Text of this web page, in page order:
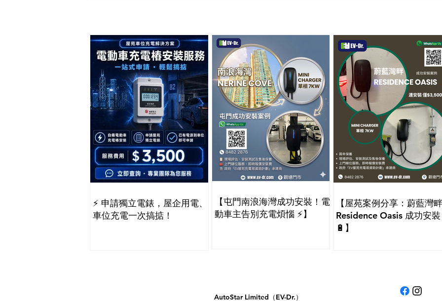
⚡️ 申請獨立電錶，屋企用電、
車位充電一次搞掂！
【屯門南浪海灣成功安裝！電
動車主告別充電煩惱 ⚡】
【屋苑案例分享：蔚藍灣畔
Residence Oasis 成功安裝
🔋】
AutoStar Limited（EV-Dr.）